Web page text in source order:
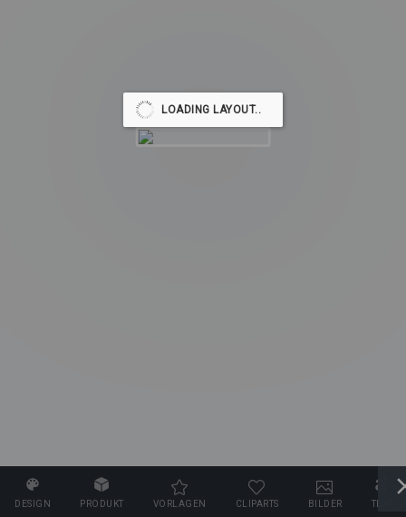
DESIGN PRODUKT VORLAGEN CLIPARTS BILDER TEXT